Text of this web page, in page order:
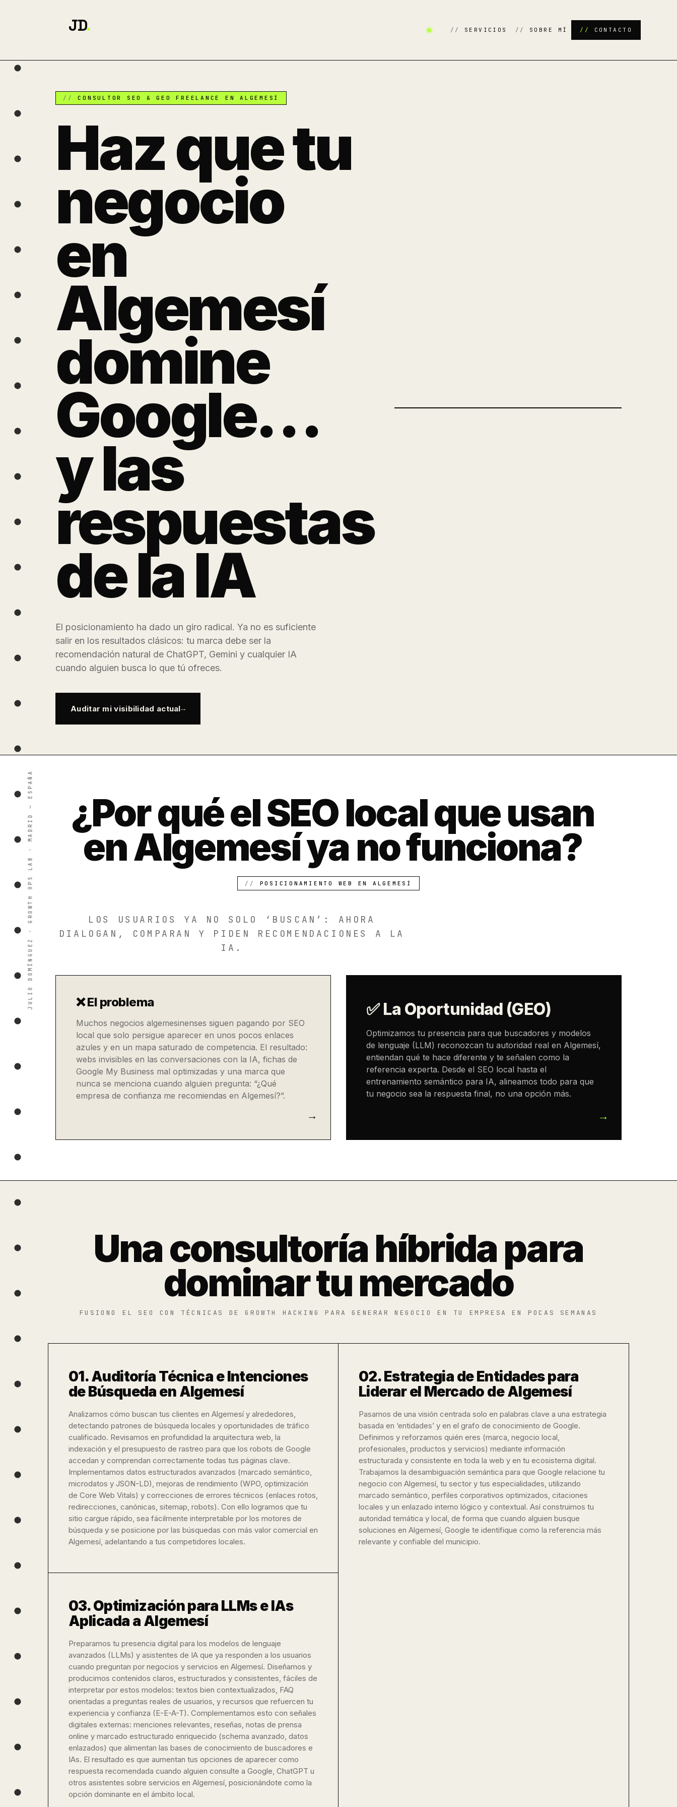
JD. SERVICIOS SOBRE MÍ CONTACTO
CONSULTOR SEO & GEO FREELANCE EN ALGEMESÍ
Haz que tu
negocio
en
Algemesí
domine
Google…
y las
respuestas
de la IA
El posicionamiento ha dado un giro radical. Ya no es suficiente
salir en los resultados clásicos: tu marca debe ser la
recomendación natural de ChatGPT, Gemini y cualquier IA
cuando alguien busca lo que tú ofreces.
Auditar mi visibilidad actual
¿Por qué el SEO local que usan
en Algemesí ya no funciona?
POSICIONAMIENTO WEB EN ALGEMESÍ
LOS USUARIOS YA NO SOLO ‘BUSCAN’: AHORA
DIALOGAN, COMPARAN Y PIDEN RECOMENDACIONES A LA
IA.
❌ El problema
Muchos negocios algemesinenses siguen pagando por SEO
local que solo persigue aparecer en unos pocos enlaces
azules y en un mapa saturado de competencia. El resultado:
webs invisibles en las conversaciones con la IA, fichas de
Google My Business mal optimizadas y una marca que
nunca se menciona cuando alguien pregunta: “¿Qué
empresa de confianza me recomiendas en Algemesí?”.
✅ La Oportunidad (GEO)
Optimizamos tu presencia para que buscadores y modelos
de lenguaje (LLM) reconozcan tu autoridad real en Algemesí,
entiendan qué te hace diferente y te señalen como la
referencia experta. Desde el SEO local hasta el
entrenamiento semántico para IA, alineamos todo para que
tu negocio sea la respuesta final, no una opción más.
Una consultoría híbrida para
dominar tu mercado
FUSIONO EL SEO CON TÉCNICAS DE GROWTH HACKING PARA GENERAR NEGOCIO EN TU EMPRESA EN POCAS SEMANAS
01. Auditoría Técnica e Intenciones
de Búsqueda en Algemesí
Analizamos cómo buscan tus clientes en Algemesí y alrededores,
detectando patrones de búsqueda locales y oportunidades de tráfico
cualificado. Revisamos en profundidad la arquitectura web, la
indexación y el presupuesto de rastreo para que los robots de Google
accedan y comprendan correctamente todas tus páginas clave.
Implementamos datos estructurados avanzados (marcado semántico,
microdatos y JSON-LD), mejoras de rendimiento (WPO, optimización
de Core Web Vitals) y correcciones de errores técnicos (enlaces rotos,
redirecciones, canónicas, sitemap, robots). Con ello logramos que tu
sitio cargue rápido, sea fácilmente interpretable por los motores de
búsqueda y se posicione por las búsquedas con más valor comercial en
Algemesí, adelantando a tus competidores locales.
02. Estrategia de Entidades para
Liderar el Mercado de Algemesí
Pasamos de una visión centrada solo en palabras clave a una estrategia
basada en ‘entidades’ y en el grafo de conocimiento de Google.
Definimos y reforzamos quién eres (marca, negocio local,
profesionales, productos y servicios) mediante información
estructurada y consistente en toda la web y en tu ecosistema digital.
Trabajamos la desambiguación semántica para que Google relacione tu
negocio con Algemesí, tu sector y tus especialidades, utilizando
marcado semántico, perfiles corporativos optimizados, citaciones
locales y un enlazado interno lógico y contextual. Así construimos tu
autoridad temática y local, de forma que cuando alguien busque
soluciones en Algemesí, Google te identifique como la referencia más
relevante y confiable del municipio.
03. Optimización para LLMs e IAs
Aplicada a Algemesí
Preparamos tu presencia digital para los modelos de lenguaje
avanzados (LLMs) y asistentes de IA que ya responden a los usuarios
cuando preguntan por negocios y servicios en Algemesí. Diseñamos y
producimos contenidos claros, estructurados y consistentes, fáciles de
interpretar por estos modelos: textos bien contextualizados, FAQ
orientadas a preguntas reales de usuarios, y recursos que refuercen tu
experiencia y confianza (E-E-A-T). Complementamos esto con señales
digitales externas: menciones relevantes, reseñas, notas de prensa
online y marcado estructurado enriquecido (schema avanzado, datos
enlazados) que alimentan las bases de conocimiento de buscadores e
IAs. El resultado es que aumentan tus opciones de aparecer como
respuesta recomendada cuando alguien consulte a Google, ChatGPT u
otros asistentes sobre servicios en Algemesí, posicionándote como la
opción dominante en el ámbito local.